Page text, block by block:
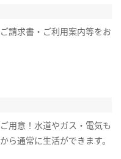
請求書・ご利用案内等をお
用意！水道やガス・電気も
ら通常に生活ができます。